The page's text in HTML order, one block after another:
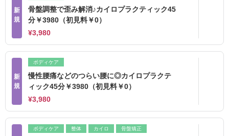
新
規
骨盤調整で歪み解消♪カイロプラクティック45
分￥3980（初見料￥0）
¥3,980
新
規
ボディケア
慢性腰痛などのつらい腰に◎カイロプラクテ
ィック45分￥3980（初見料￥0）
¥3,980
ボディケア 整体 カイロ 骨盤矯正